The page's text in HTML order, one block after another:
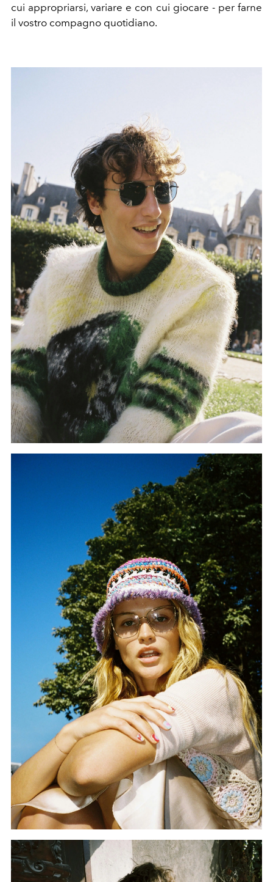
cui appropriarsi, variare e con cui giocare - per farne
il vostro compagno quotidiano.